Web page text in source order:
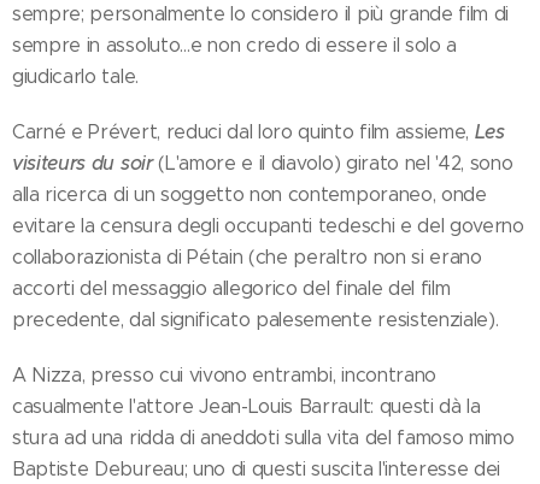
sempre; personalmente lo considero il più grande film di
sempre in assoluto…e non credo di essere il solo a
giudicarlo tale.
Carné e Prévert, reduci dal loro quinto film assieme, Les
visiteurs du soir(L'amore e il diavolo) girato nel '42, sono
alla ricerca di un soggetto non contemporaneo, onde
evitare la censura degli occupanti tedeschi e del governo
collaborazionista di Pétain (che peraltro non si erano
accorti del messaggio allegorico del finale del film
precedente, dal significato palesemente resistenziale).
A Nizza, presso cui vivono entrambi, incontrano
casualmente l'attore Jean-Louis Barrault: questi dà la
stura ad una ridda di aneddoti sulla vita del famoso mimo
Baptiste Debureau; uno di questi suscita l'interesse dei